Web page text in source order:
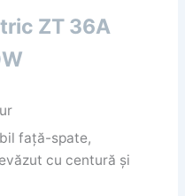
ZT 36A
față-spate,
cu centură și